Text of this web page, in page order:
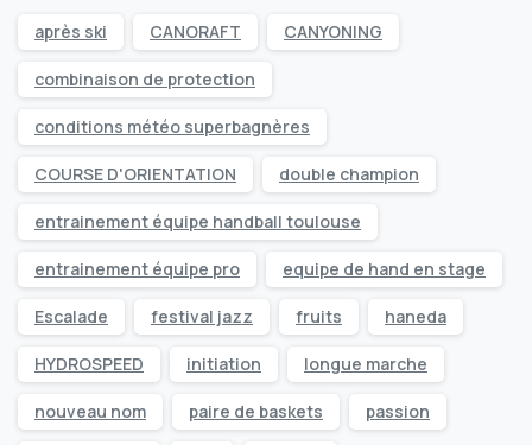
après ski CANORAFT CANYONING
combinaison de protection
conditions météo superbagnères
COURSE D'ORIENTATION double champion
entrainement équipe handball toulouse
entrainement équipe pro equipe de hand en stage
Escalade festival jazz fruits haneda
HYDROSPEED initiation longue marche
nouveau nom paire de baskets passion